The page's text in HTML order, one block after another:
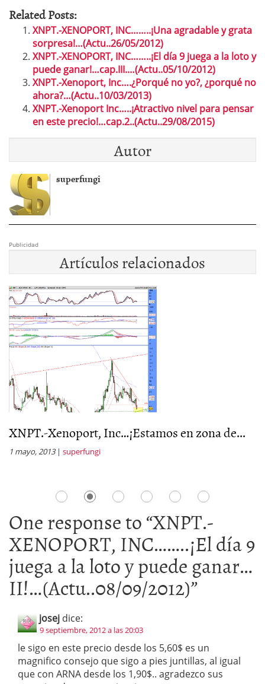
Related Posts:
XNPT.-XENOPORT, INC……..¡Una agradable y grata
sorpresa!…(Actu..26/05/2012)
XNPT.-XENOPORT, INC……..¡El día 9 juega a la loto y
puede ganar!…cap.III.…(Actu..05/10/2012)
XNPT.-Xenoport, Inc….¿Porqué no yo?, ¿porqué no
ahora?…(Actu..10/03/2013)
XNPT.-Xenoport Inc…..¡Atractivo nivel para pensar
en este precio!…cap.2..(Actu..29/08/2015)
Autor
superfungi
Publicidad
Artículos relacionados
XNPT.-Xenoport, Inc…¡Estamos en zona de...
1 mayo, 2013| superfungi
One response to “XNPT.-
XENOPORT, INC……..¡El día 9
juega a la loto y puede ganar…
II!…(Actu..08/09/2012)”
josej dice:
9 septiembre, 2012 a las 20:03
le sigo en este precio desde los 5,60$ es un
magnifico consejo que sigo a pies juntillas, al igual
que con ARNA desde los 1,90$.. agradezco sus